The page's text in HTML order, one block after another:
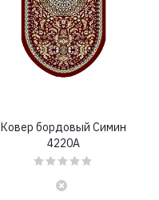
Ковер бордовый Симин
4220A